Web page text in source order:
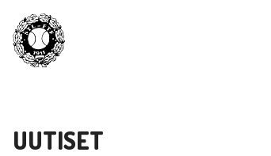
UUTISET